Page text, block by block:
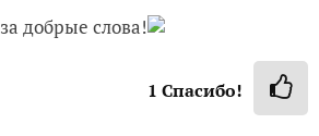
добрые слова!
1 Спасибо!